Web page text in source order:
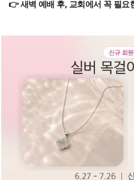
👉 새벽 예배 후, 교회에서 꼭 필요